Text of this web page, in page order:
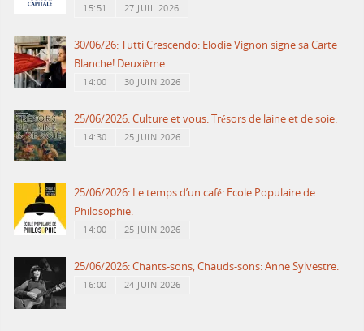
15:51 27 JUIL 2026
30/06/26: Tutti Crescendo: Elodie Vignon signe sa Carte
Blanche! Deuxième.
14:00 30 JUIN 2026
25/06/2026: Culture et vous: Trésors de laine et de soie.
14:30 25 JUIN 2026
25/06/2026: Le temps d’un café: Ecole Populaire de
Philosophie.
14:00 25 JUIN 2026
25/06/2026: Chants-sons, Chauds-sons: Anne Sylvestre.
16:00 24 JUIN 2026